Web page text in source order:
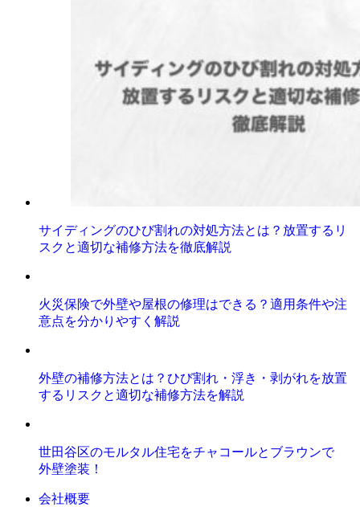
サイディングのひび割れの対処方法とは？放置するリ
スクと適切な補修方法を徹底解説
火災保険で外壁や屋根の修理はできる？適用条件や注
意点を分かりやすく解説
外壁の補修方法とは？ひび割れ・浮き・剥がれを放置
するリスクと適切な補修方法を解説
世田谷区のモルタル住宅をチャコールとブラウンで
外壁塗装！
会社概要